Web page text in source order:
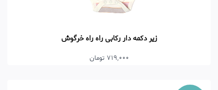
زیر دکمه دار رکابی راه راه خرگوش
719,000 تومان